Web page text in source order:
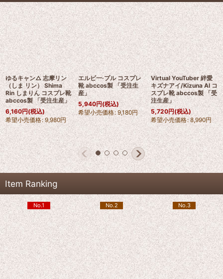
ゆるキャン△ 志摩リン
（しま リン） Shima
Rin しまりん コスプレ靴
abccos製 「受注生産」
6,160円(税込)
希望小売価格: 9,980円
エルビ一·プル コスプレ
靴 abccos製 「受注生
産」
5,940円(税込)
希望小売価格: 9,180円
Virtual YouTuber 絆愛
キズナアイ/Kizuna AI コ
スプレ靴 abccos製 「受
注生産」
5,720円(税込)
希望小売価格: 8,990円
Item Ranking
No.1 No.2 No.3